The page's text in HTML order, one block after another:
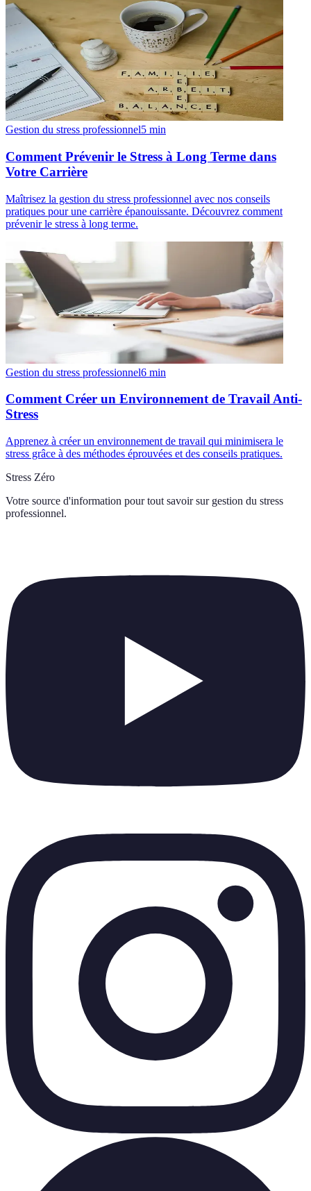
Gestion du stress professionnel5 min
Comment Prévenir le Stress à Long Terme dans
Votre Carrière
Maîtrisez la gestion du stress professionnel avec nos conseils
pratiques pour une carrière épanouissante. Découvrez comment
prévenir le stress à long terme.
Gestion du stress professionnel6 min
Comment Créer un Environnement de Travail Anti-
Stress
Apprenez à créer un environnement de travail qui minimisera le
stress grâce à des méthodes éprouvées et des conseils pratiques.
Stress Zéro
Votre source d'information pour tout savoir sur gestion du stress
professionnel.